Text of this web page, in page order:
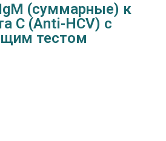
(суммарные) к
С (Anti-HCV) с
тестом